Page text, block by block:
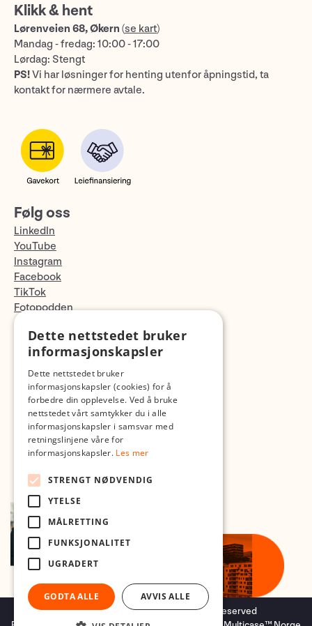
Klikk & hent
Lørenveien 68, Økern (se kart)
Mandag - fredag: 10:00 - 17:00
Lørdag: Stengt
PS!Vi har løsninger for henting utenfor åpningstid, ta
kontakt for nærmere avtale.
Følg oss
LinkedIn
YouTube
Instagram
Facebook
TikTok
Fotopodden
Med forbehold om skrive- og lagerfeil
Copyright © 2026 Foto.no - All rights reserved
Dette nettstedet bruker
informasjonskapsler
Dette nettstedet bruker
informasjonskapsler (cookies) for å
forbedre din opplevelse. Ved å bruke
nettstedet vårt samtykker du i alle
informasjonskapsler i samsvar med
retningslinjene våre for
informasjonskapsler. Les mer
STRENGT NØDVENDIG
YTELSE
MÅLRETTING
FUNKSJONALITET
UGRADERT
GODTA ALLE AVVIS ALLE